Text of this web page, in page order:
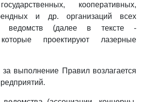
кооперативных,
и др. организаций всех
ведомств (далее в тексте -
проектируют лазерные
за выполнение Правил возлагается